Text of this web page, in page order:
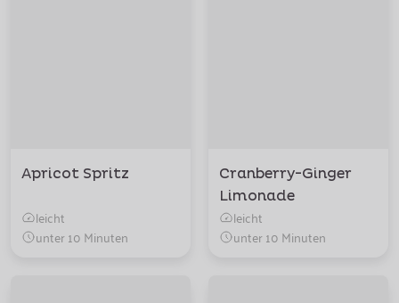
Apricot Spritz
leicht
unter 10 Minuten
Cranberry-Ginger
Limonade
leicht
unter 10 Minuten